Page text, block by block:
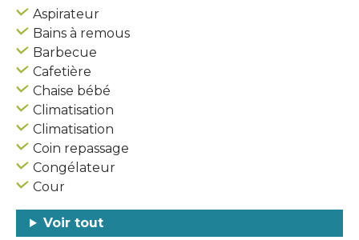
Aspirateur
Bains à remous
Barbecue
Cafetière
Chaise bébé
Climatisation
Climatisation
Coin repassage
Congélateur
Cour
Voir tout